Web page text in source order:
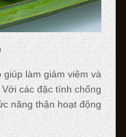
làm giảm viêm và
các đặc tính chống
năng thận hoạt động